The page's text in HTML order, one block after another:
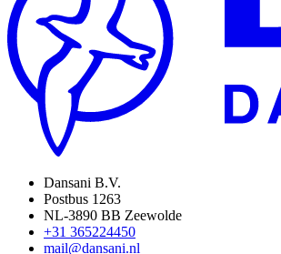
Dansani B.V.
Postbus 1263
NL-3890 BB Zeewolde
+31 365224450
mail@dansani.nl